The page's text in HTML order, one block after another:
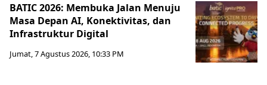
BATIC 2026: Membuka Jalan Menuju
Masa Depan AI, Konektivitas, dan
Infrastruktur Digital
Jumat, 7 Agustus 2026, 10:33 PM